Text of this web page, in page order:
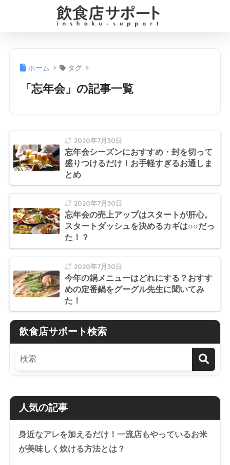
ホーム タグ
「忘年会」の記事一覧
2020年7月30日
忘年会シーズンにおすすめ・封を切って
盛りつけるだけ！お手軽すぎるお通しま
とめ
2020年7月30日
忘年会の売上アップはスタートが肝心。
スタートダッシュを決めるカギは○○だっ
た！？
2020年7月30日
今年の鍋メニューはどれにする？おすす
めの定番鍋をグーグル先生に聞いてみ
た！
飲食店サポート検索
人気の記事
身近なアレを加えるだけ！一流店もやっているお米
が美味しく炊ける方法とは？